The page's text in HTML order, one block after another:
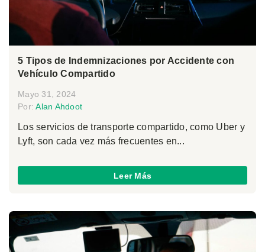
5 Tipos de Indemnizaciones por Accidente con
Vehículo Compartido
Mayo 31, 2024
Por:Alan Ahdoot
Los servicios de transporte compartido, como Uber y
Lyft, son cada vez más frecuentes en...
Leer Más